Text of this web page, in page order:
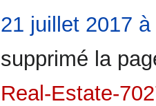
21 juillet 2017 à
supprimé la
Real-Estate-